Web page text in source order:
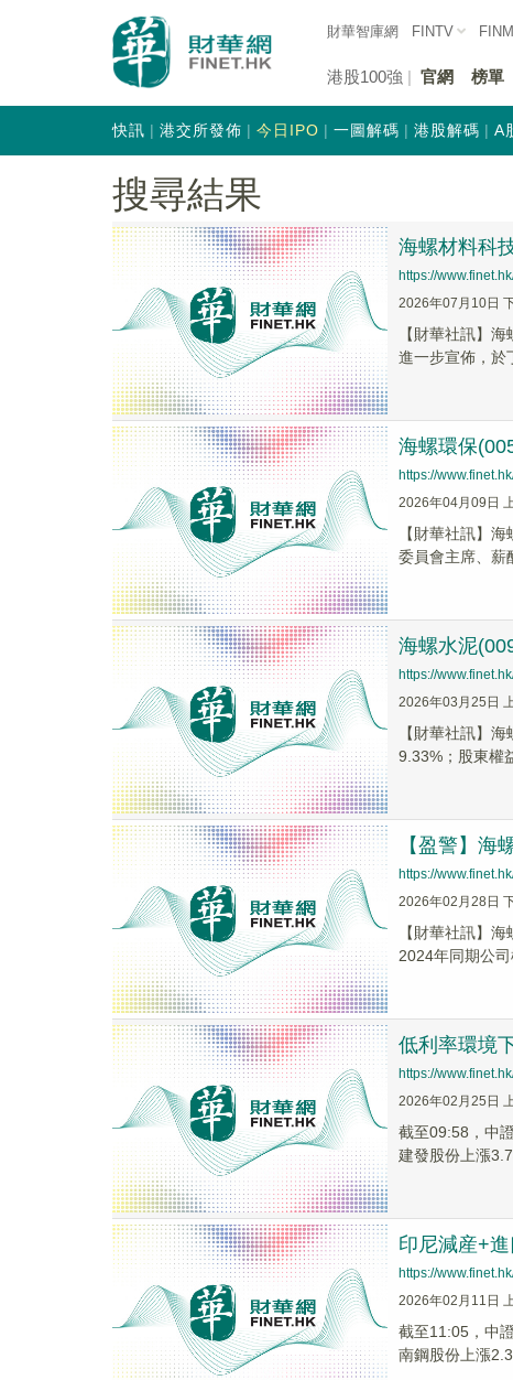
財華智庫網 FINTV
港股100強 官網 榜單
快訊 港交所發佈 今日IPO 一圖解碼 港股解碼 A
搜尋結果
海螺材料科
https://
2026年07月10日
【財華社訊】
進一步宣佈，於
海螺環保
https://
2026年04月09日
【財華社訊】
委員會主席、薪
海螺水泥
https://
2026年03月25日
【財華社訊】
9.33%；股東權
【盈警】海
https://
2026年02月28日
【財華社訊】
2024年同期公司
低利率環境
https://
2026年02月25日
截至09:58，中
建發股份上漲
印尼減産+
https://
2026年02月11日
截至11:05，中
南鋼股份上漲